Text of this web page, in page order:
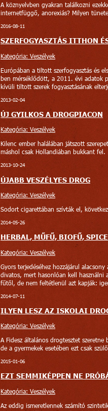
A köznyelvben gyakran találkozni
internetfüggő, anorexiás? Milyen
2016-08-11
SZERFOGYASZTÁS ITTHON
Kategória: Veszélyek
Európában a tiltott szerfogyasztás és
ben mérséklődött, a 2011. évi adatok
kívüli tiltott szerek fogyasztásának
2013-02-04
ÚJ GYILKOS A DROGPIACON
Kategória: Veszélyek
Kilenc ember halálában játszott
máshol csak Hollandiában bukkant fel.
2013-10-24
ÚJABB VESZÉLYES DROG
Kategória: Veszélyek
Sodort cigarettában szívták el,
2014-05-26
HERBAL, MŰFŰ, BIOFŰ, SPICE
Kategória: Veszélyek
Gyors terjedéséhez hozzájárul
divatos, mert hasonlóan kell használni
fűtől, de nem feltétlenül azt kapják:
2014-07-11
ILYEN LESZ AZ ISKOLAI
Kategória: Veszélyek
A Fidesz általános drogtesztet
de a gyermekek esetében ezt csak
2015-01-06
EZT SEMMIKÉPPEN NE
Kategória: Veszélyek
Az eddig ismeretlennek számító